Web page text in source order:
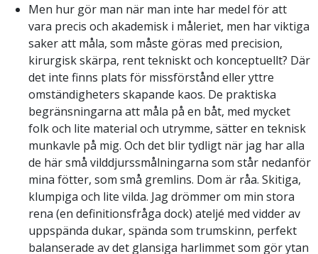
Men hur gör man när man inte har medel för att
vara precis och akademisk i måleriet, men har viktiga
saker att måla, som måste göras med precision,
kirurgisk skärpa, rent tekniskt och konceptuellt? Där
det inte finns plats för missförstånd eller yttre
omständigheters skapande kaos. De praktiska
begränsningarna att måla på en båt, med mycket
folk och lite material och utrymme, sätter en teknisk
munkavle på mig. Och det blir tydligt när jag har alla
de här små vilddjurssmålningarna som står nedanför
mina fötter, som små gremlins. Dom är råa. Skitiga,
klumpiga och lite vilda. Jag drömmer om min stora
rena (en definitionsfråga dock) ateljé med vidder av
uppspända dukar, spända som trumskinn, perfekt
balanserade av det glansiga harlimmet som gör ytan